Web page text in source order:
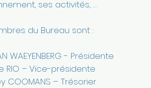
ses activités, …
du Bureau sont :
WAEYENBERG - Présidente
RIO – Vice-présidente
COOMANS – Trésorier